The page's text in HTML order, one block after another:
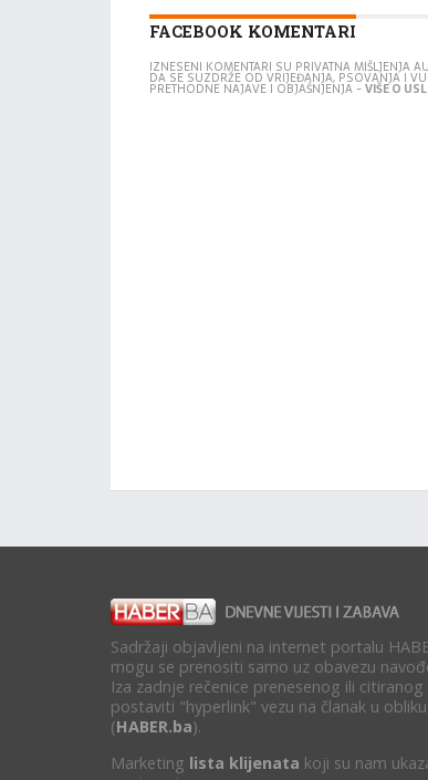
FACEBOOK KOMENTARI
IZNESENI KOMENTARI SU PRIVATNA MIŠLJENJA
DA SE SUZDRŽE OD VRIJEĐANJA, PSOVANJA I
PRETHODNE NAJAVE I OBJAŠNJENJA -VIŠE O
Sadržaji objavljeni na internet portalu
mogu se prenositi samo uz obavezu
Iza zadnje rečenice prenesenog ili
postaviti "hyperlink" vezu na članak u obliku
(HABER.ba).
Marketing lista klijenata koji su nam